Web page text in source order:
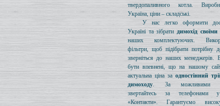
твердопаливного котла.
Україна, ціни – складські.
У нас легко оформити
Україні та зібратидимохід
наших комплектуючих.
фільтри, щоб підібрати потрібну
зверніться до наших менеджерів.
бути впевнені, що на нашому
актуальна ціна заодностінний
димоходу. За можливими
звертайтесь за телефонами
«Контакти». Гарантуємо